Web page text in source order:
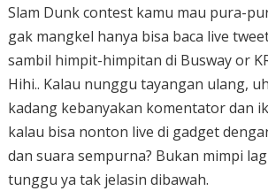
Slam Dunk contest kamu mau pura-
gak mangkel hanya bisa baca live
sambil himpit-himpitan di Busway or
Hihi.. Kalau nunggu tayangan ulang,
kadang kebanyakan komentator dan
kalau bisa nonton live di gadget
dan suara sempurna? Bukan mimpi
tunggu ya tak jelasin dibawah.